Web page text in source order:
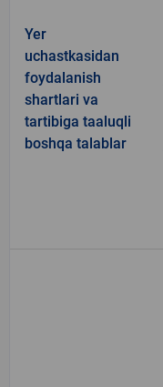
Yer
uchastkasidan
foydalanish
shartlari va
tartibiga taaluqli
boshqa talablar